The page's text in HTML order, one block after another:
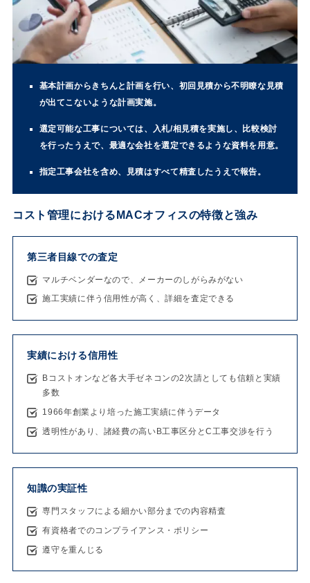
基本計画からきちんと計画を行い、初回見積から不明瞭な見積
が出てこないような計画実施。
選定可能な工事については、入札/相見積を実施し、比較検討
を行ったうえで、最適な会社を選定できるような資料を用意。
指定工事会社を含め、見積はすべて精査したうえで報告。
コスト管理におけるMACオフィスの特徴と強み
第三者目線での査定
マルチベンダーなので、メーカーのしがらみがない
施工実績に伴う信用性が高く、詳細を査定できる
実績における信用性
Bコストオンなど各大手ゼネコンの2次請としても信頼と実績
多数
1966年創業より培った施工実績に伴うデータ
透明性があり、諸経費の高いB工事区分とC工事交渉を行う
知識の実証性
専門スタッフによる細かい部分までの内容精査
有資格者でのコンプライアンス・ポリシー
遵守を重んじる